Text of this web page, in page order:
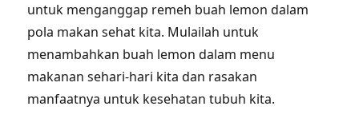
untuk menganggap remeh buah lemon dalam
pola makan sehat kita. Mulailah untuk
menambahkan buah lemon dalam menu
makanan sehari-hari kita dan rasakan
manfaatnya untuk kesehatan tubuh kita.